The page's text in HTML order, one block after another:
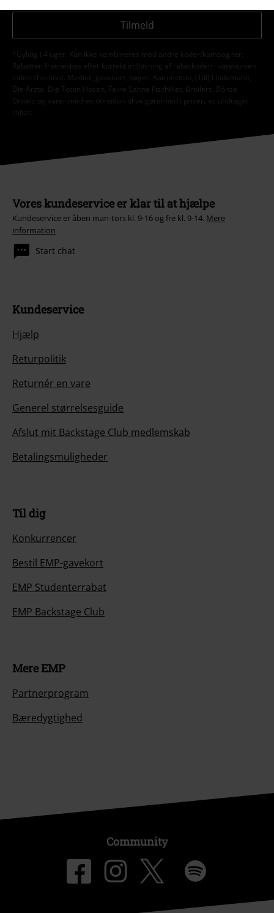
Tilmeld
*Gyldig i 4 uger. Kan ikke kombineres med andre koder/kampagner.
Rabatten fratrækkes efter korrekt indløsning af rabatkoden i varekurven
inden checkout. Medier, gavekort, bøger, Rammstein, (Till) Lindemann,
Die Ärzte, Die Toten Hosen, Feine Sahne Fischfilet, Broilers, Böhse
Onkelz og varer med en donation til velgørenhed i prisen, er undtaget
rabat.
Vores kundeservice er klar til at hjælpe
Kundeservice er åben man-tors kl. 9-16 og fre kl. 9-14. Mere
information
Start chat
Kundeservice
Hjælp
Returpolitik
Returnér en vare
Generel størrelsesguide
Afslut mit Backstage Club medlemskab
Betalingsmuligheder
Til dig
Konkurrencer
Bestil EMP-gavekort
EMP Studenterrabat
EMP Backstage Club
Mere EMP
Partnerprogram
Bæredygtighed
Community